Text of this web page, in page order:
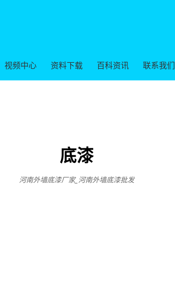
视频中心 资料下载 百科资讯 联系我们
底漆
河南外墙底漆厂家_河南外墙底漆批发